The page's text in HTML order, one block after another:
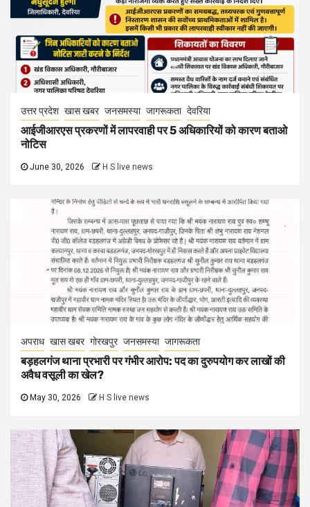
उत्तर प्रदेश खास खबर जनसमस्या जागरूकता देवरिया
आईजीआरएस प्रकरणों में लापरवाही पर 5 अधिकारियों को कारण बताओ
नोटिस
June 30, 2026 H S live news
अपराध खास खबर गोरखपुर जनसमस्या जागरूकता
बड़हलगंज थाना प्रभारी पर गंभीर आरोप: पद का दुरुपयोग कर लाखों की
अवैध वसूली का खेल?
May 30, 2026 H S live news